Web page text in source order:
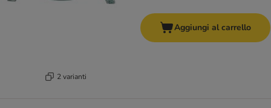
2 varianti
Aggiungi al carrello